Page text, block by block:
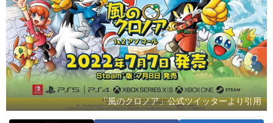
「風のクロノア」公式ツイッターより引用